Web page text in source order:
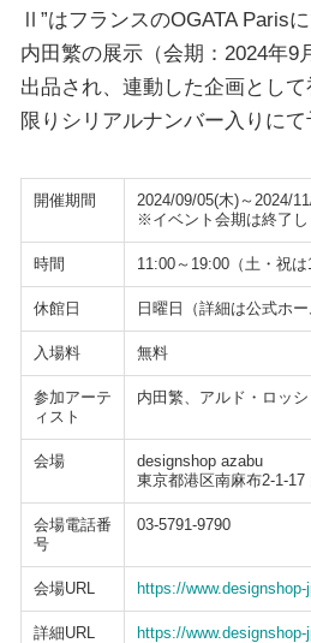
Ⅱ”はフランスのOGATA Paris
内田繁の展示（会期：2024年9
出品され、連動した企画とし
限りシリアルナンバー入りにて
開催期間
2024/09/05(木)～2024/
※イベント会期は終了し
時間 11:00～19:00（土・祝は
休館日 日曜日（詳細は公式ホ
入場料 無料
参加アーテ
ィスト
内田繁、アルド・ロッシ
会場
designshop azabu
東京都港区南麻布2-1-17
会場電話番
号
03-5791-9790
会場URL https://www.designshop-
詳細URL https://